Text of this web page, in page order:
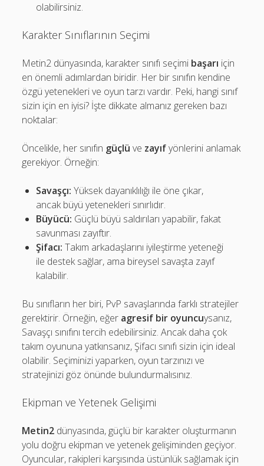
olabilirsiniz.
Karakter Sınıflarının Seçimi
Metin2 dünyasında, karakter sınıfı seçimi başarı için
en önemli adımlardan biridir. Her bir sınıfın kendine
özgü yetenekleri ve oyun tarzı vardır. Peki, hangi sınıf
sizin için en iyisi? İşte dikkate almanız gereken bazı
noktalar:
Öncelikle, her sınıfın güçlü ve zayıfyönlerini anlamak
gerekiyor. Örneğin:
Savaşçı: Yüksek dayanıklılığı ile öne çıkar,
ancak büyü yetenekleri sınırlıdır.
Büyücü: Güçlü büyü saldırıları yapabilir, fakat
savunması zayıftır.
Şifacı: Takım arkadaşlarını iyileştirme yeteneği
ile destek sağlar, ama bireysel savaşta zayıf
kalabilir.
Bu sınıfların her biri, PvP savaşlarında farklı stratejiler
gerektirir. Örneğin, eğer agresif bir oyuncuysanız,
Savaşçı sınıfını tercih edebilirsiniz. Ancak daha çok
takım oyununa yatkınsanız, Şifacı sınıfı sizin için ideal
olabilir. Seçiminizi yaparken, oyun tarzınızı ve
stratejinizi göz önünde bulundurmalısınız.
Ekipman ve Yetenek Gelişimi
Metin2 dünyasında, güçlü bir karakter oluşturmanın
yolu doğru ekipman ve yetenek gelişiminden geçiyor.
Oyuncular, rakipleri karşısında üstünlük sağlamak için